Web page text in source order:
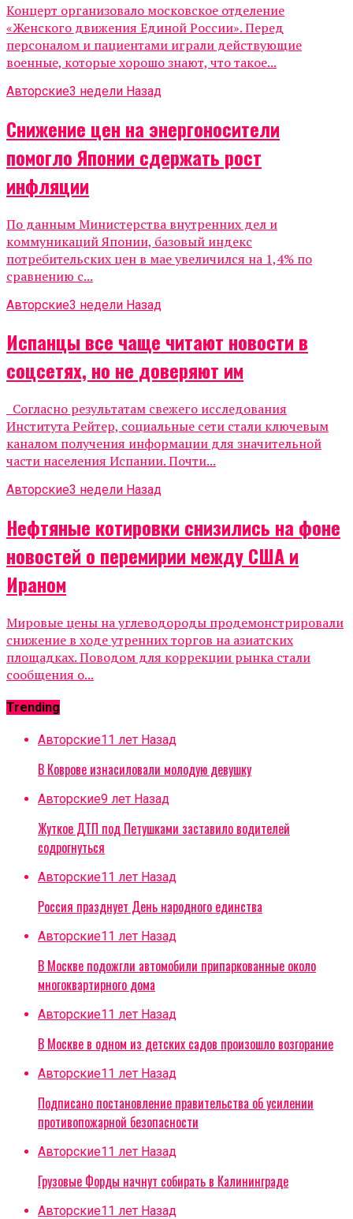
Концерт организовало московское отделение
«Женского движения Единой России». Перед
персоналом и пациентами играли действующие
военные, которые хорошо знают, что такое...
Авторские3 недели Назад
Снижение цен на энергоносители
помогло Японии сдержать рост
инфляции
По данным Министерства внутренних дел и
коммуникаций Японии, базовый индекс
потребительских цен в мае увеличился на 1,4% по
сравнению с...
Авторские3 недели Назад
Испанцы все чаще читают новости в
соцсетях, но не доверяют им
Согласно результатам свежего исследования
Института Рейтер, социальные сети стали ключевым
каналом получения информации для значительной
части населения Испании. Почти...
Авторские3 недели Назад
Нефтяные котировки снизились на фоне
новостей о перемирии между США и
Ираном
Мировые цены на углеводороды продемонстрировали
снижение в ходе утренних торгов на азиатских
площадках. Поводом для коррекции рынка стали
сообщения о...
Trending
Авторские11 лет Назад
В Коврове изнасиловали молодую девушку
Авторские9 лет Назад
Жуткое ДТП под Петушками заставило водителей
содрогнуться
Авторские11 лет Назад
Россия празднует День народного единства
Авторские11 лет Назад
В Москве подожгли автомобили припаркованные около
многоквартирного дома
Авторские11 лет Назад
В Москве в одном из детских садов произошло возгорание
Авторские11 лет Назад
Подписано постановление правительства об усилении
противопожарной безопасности
Авторские11 лет Назад
Грузовые Форды начнут собирать в Калининграде
Авторские11 лет Назад